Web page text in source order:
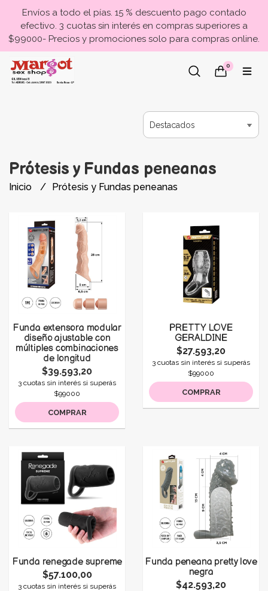
Envíos a todo el pías. 15 % descuento pago contado
efectivo. 3 cuotas sin interés en compras superiores a
$99000- Precios y promociones solo para compras online.
0
Prótesis y Fundas peneanas
Inicio Prótesis y Fundas peneanas
Funda extensora modular
diseño ajustable con
múltiples combinaciones
de longitud
$39.593,20
3 cuotas sin interés si superás
$99000
COMPRAR
PRETTY LOVE
GERALDINE
$27.593,20
3 cuotas sin interés si superás
$99000
COMPRAR
Funda renegade supreme
$57.100,00
3 cuotas sin interés si superás
Funda peneana pretty love
negra
$42.593,20